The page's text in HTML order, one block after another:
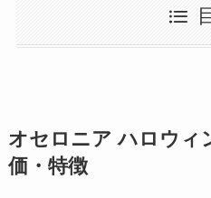
オセロニア ハロウィ
価・特徴